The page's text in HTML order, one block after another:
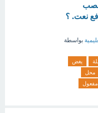
نعت. ؟
بواسطة
يغض
محل
مفعول